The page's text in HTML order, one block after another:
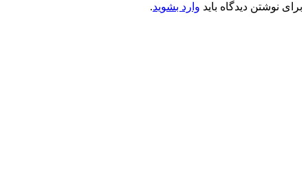
برای نوشتن دیدگاه باید وارد بشوید.